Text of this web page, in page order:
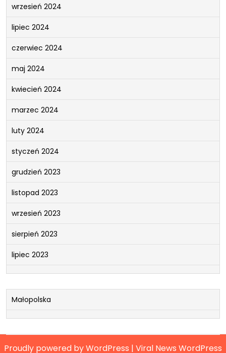
wrzesień 2024
lipiec 2024
czerwiec 2024
maj 2024
kwiecień 2024
marzec 2024
luty 2024
styczeń 2024
grudzień 2023
listopad 2023
wrzesień 2023
sierpień 2023
lipiec 2023
Małopolska
Proudly powered by WordPress | Viral News WordPress